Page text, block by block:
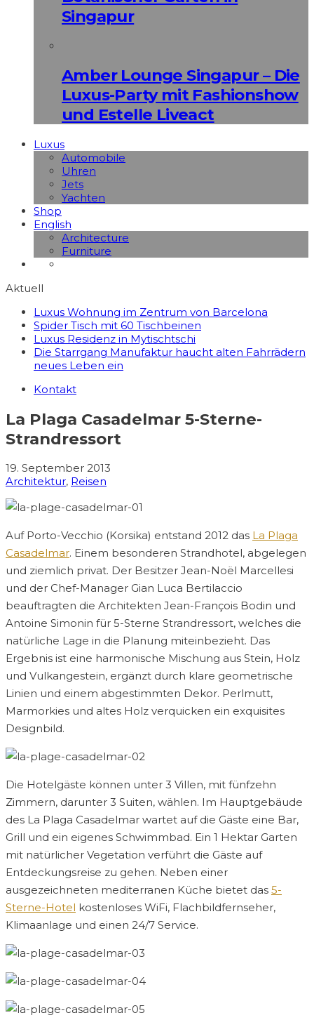
Singapur
Amber Lounge Singapur – Die
Luxus-Party mit Fashionshow
und Estelle Liveact
Luxus
Automobile
Uhren
Jets
Yachten
Shop
English
Architecture
Furniture
Aktuell
Luxus Wohnung im Zentrum von Barcelona
Spider Tisch mit 60 Tischbeinen
Luxus Residenz in Mytischtschi
Die Starrgang Manufaktur haucht alten Fahrrädern
neues Leben ein
Kontakt
La Plaga Casadelmar 5-Sterne-
Strandressort
19. September 2013
Architektur, Reisen
Auf Porto-Vecchio (Korsika) entstand 2012 das La Plaga
Casadelmar. Einem besonderen Strandhotel, abgelegen
und ziemlich privat. Der Besitzer Jean-Noël Marcellesi
und der Chef-Manager Gian Luca Bertilaccio
beauftragten die Architekten Jean-François Bodin und
Antoine Simonin für 5-Sterne Strandressort, welches die
natürliche Lage in die Planung miteinbezieht. Das
Ergebnis ist eine harmonische Mischung aus Stein, Holz
und Vulkangestein, ergänzt durch klare geometrische
Linien und einem abgestimmten Dekor. Perlmutt,
Marmorkies und altes Holz verquicken ein exquisites
Designbild.
Die Hotelgäste können unter 3 Villen, mit fünfzehn
Zimmern, darunter 3 Suiten, wählen. Im Hauptgebäude
des La Plaga Casadelmar wartet auf die Gäste eine Bar,
Grill und ein eigenes Schwimmbad. Ein 1 Hektar Garten
mit natürlicher Vegetation verführt die Gäste auf
Entdeckungsreise zu gehen. Neben einer
ausgezeichneten mediterranen Küche bietet das 5-
Sterne-Hotel kostenloses WiFi, Flachbildfernseher,
Klimaanlage und einen 24/7 Service.